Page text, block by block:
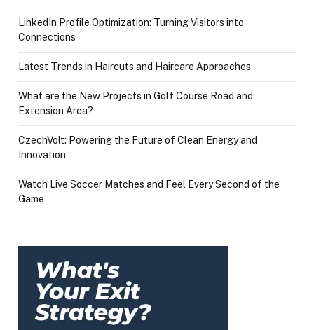
LinkedIn Profile Optimization: Turning Visitors into
Connections
Latest Trends in Haircuts and Haircare Approaches
What are the New Projects in Golf Course Road and
Extension Area?
CzechVolt: Powering the Future of Clean Energy and
Innovation
Watch Live Soccer Matches and Feel Every Second of the
Game